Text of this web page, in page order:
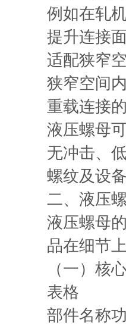
例如在轧
提升连接
适配狭窄
狭窄空间
重载连接
液压螺母
无冲击、
螺纹及设
二、液压
液压螺母
品在细节
（一）核
表格
部件名称